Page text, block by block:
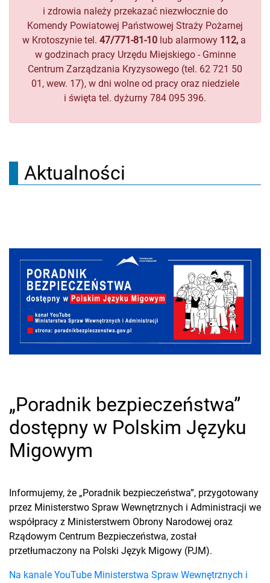
i zdrowia należy przekazać niezwłocznie do
Komendy Powiatowej Państwowej Straży Pożarnej
w Krotoszynie tel. 47/771-81-10lub alarmowy112, a
w godzinach pracy Urzędu Miejskiego - Gminne
Centrum Zarządzania Kryzysowego (tel. 62 721 50
01, wew. 17), w dni wolne od pracy oraz niedziele
i święta tel. dyżurny 784 095 396.
Aktualności
„Poradnik bezpieczeństwa”
dostępny w Polskim Języku
Migowym
Informujemy, że „Poradnik bezpieczeństwa”, przygotowany
przez Ministerstwo Spraw Wewnętrznych i Administracji we
współpracy z Ministerstwem Obrony Narodowej oraz
Rządowym Centrum Bezpieczeństwa, został
przetłumaczony na Polski Język Migowy (PJM).
Na kanale YouTube Ministerstwa Spraw Wewnętrznych i